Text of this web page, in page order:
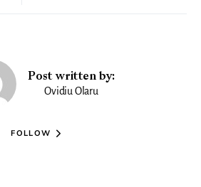
Post written by:
Ovidiu Olaru
FOLLOW